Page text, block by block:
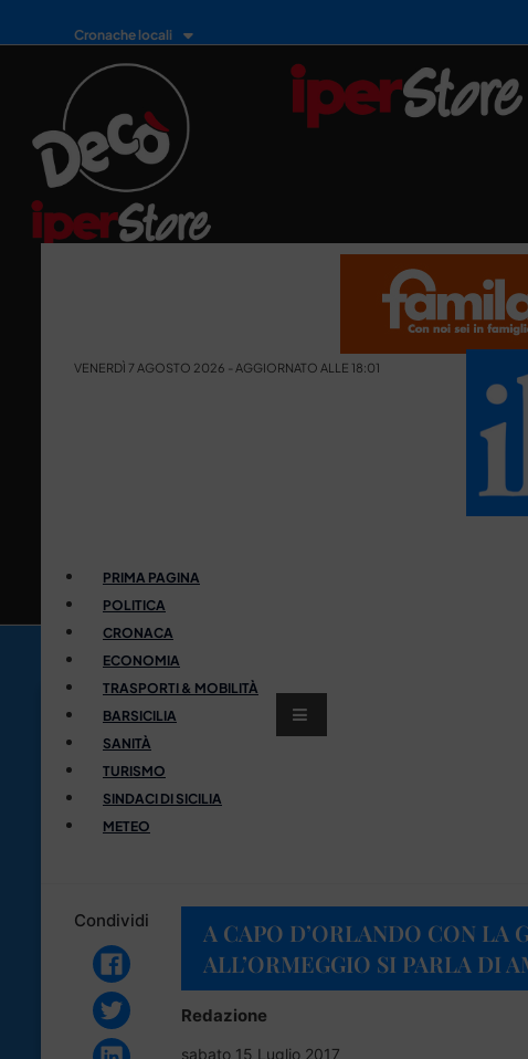
Cronache locali
VENERDÌ 7 AGOSTO 2026 - AGGIORNATO ALLE 18:01
PRIMA PAGINA
POLITICA
CRONACA
ECONOMIA
TRASPORTI & MOBILITÀ
BARSICILIA
SANITÀ
TURISMO
SINDACI DI SICILIA
METEO
Condividi
A CAPO D’ORLANDO CON LA
ALL’ORMEGGIO SI PARLA DI
Redazione
sabato 15 Luglio 2017